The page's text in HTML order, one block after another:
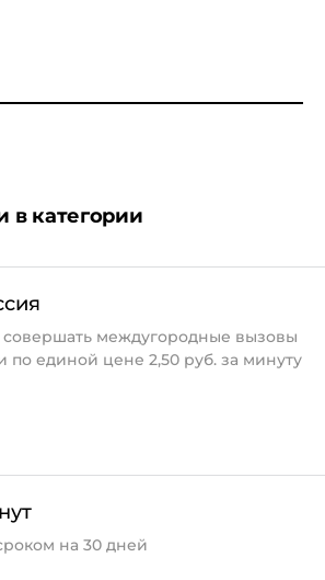
в категории
совершать междугородные вызовы
по единой цене 2,50 руб. за минуту
на 30 дней